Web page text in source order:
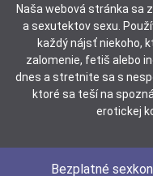
Bezplatné
Naša webová stránka sa
a sexutektov sexu.
každý nájsť niekoho,
zalomenie, fetiš alebo
dnes a stretnite sa s
ktoré sa teší na
erotickej